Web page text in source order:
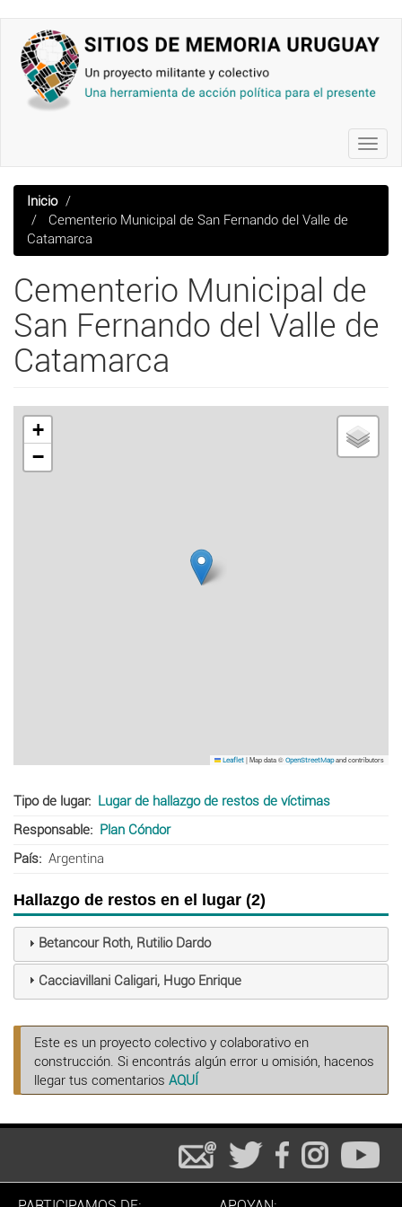
contenido
principal
Inicio
Cementerio Municipal de San Fernando del Valle de
Catamarca
Cementerio Municipal de
San Fernando del Valle de
Catamarca
+
−
Leaflet |Map data © OpenStreetMapand contributors
Tipo de lugar
Lugar de hallazgo de restos de víctimas
Responsable
Plan Cóndor
País
Argentina
Hallazgo de restos en el lugar (2)
Betancour Roth, Rutilio Dardo
Cacciavillani Caligari, Hugo Enrique
Este es un proyecto colectivo y colaborativo en
construcción. Si encontrás algún error u omisión, hacenos
llegar tus comentarios AQUÍ